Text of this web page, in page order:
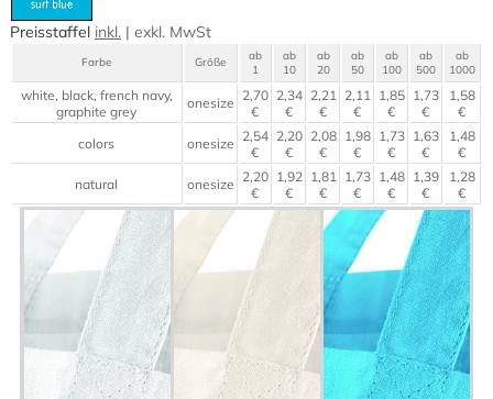
Preisstaffel inkl.| exkl.MwSt
Farbe Größe
ab
1
ab
10
ab
20
ab
50
ab
100
ab
500
ab
1000
white, black, french navy,
graphite grey
onesize 2,70
€
2,34
€
2,21
€
2,11
€
1,85
€
1,73
€
1,58
€
colors
onesize 2,54
€
2,20
€
2,08
€
1,98
€
1,73
€
1,63
€
1,48
€
natural
onesize 2,20
€
1,92
€
1,81
€
1,73
€
1,48
€
1,39
€
1,28
€